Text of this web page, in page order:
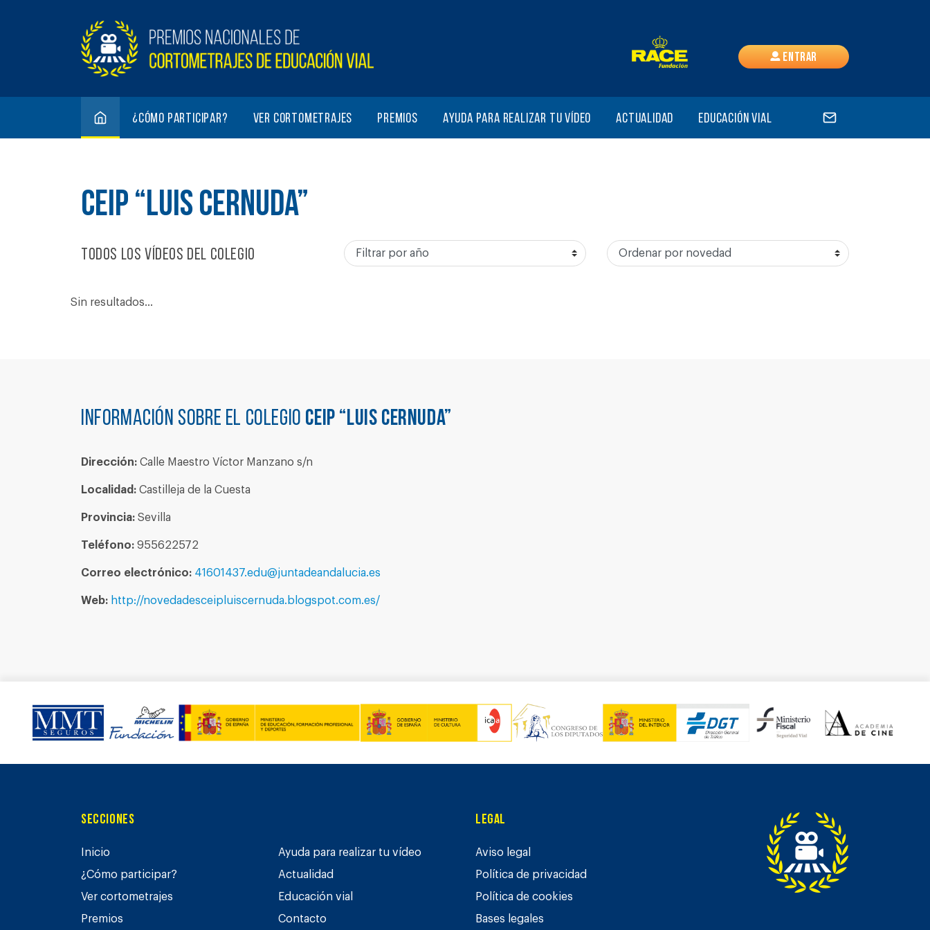
Entrar
¿Cómo participar? Ver cortometrajes Premios Ayuda para realizar tu vídeo Actualidad Educación vial
CEIP “LUIS CERNUDA”
Todos los vídeos del colegio
Sin resultados...
Información sobre el colegio CEIP “LUIS CERNUDA”
Dirección: Calle Maestro Víctor Manzano s/n
Localidad: Castilleja de la Cuesta
Provincia: Sevilla
Teléfono: 955622572
Correo electrónico: 41601437.edu@juntadeandalucia.es
Web: http://novedadesceipluiscernuda.blogspot.com.es/
Secciones
Inicio
¿Cómo participar?
Ver cortometrajes
Premios
Ayuda para realizar tu vídeo
Actualidad
Educación vial
Contacto
Legal
Aviso legal
Política de privacidad
Política de cookies
Bases legales